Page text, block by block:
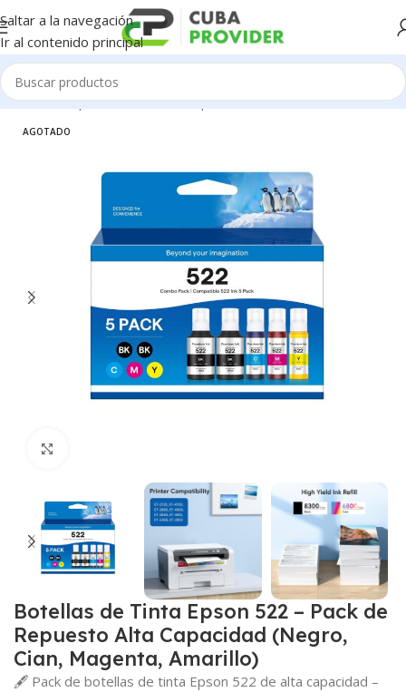
Saltar a la navegación
Ir al contenido principal
Inicio/Componentes de PC/Impresoras
AGOTADO
Botellas de Tinta Epson 522 – Pack de
Repuesto Alta Capacidad (Negro,
Cian, Magenta, Amarillo)
🖋️ Pack de botellas de tinta Epson 522 de alta capacidad –